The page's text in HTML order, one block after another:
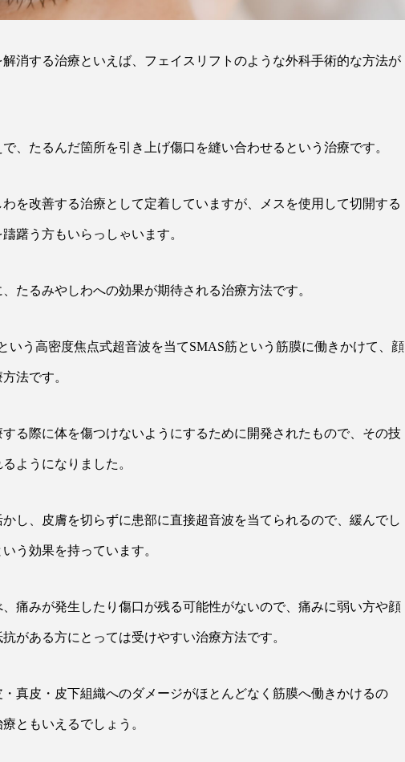
消する治療といえば、フェイスリフトのような外科手術的な方法が
、たるんだ箇所を引き上げ傷口を縫い合わせるという治療です。
を改善する治療として定着していますが、メスを使用して切開する
躇う方もいらっしゃいます。
、たるみやしわへの効果が期待される治療方法です。
いう高密度焦点式超音波を当てSMAS筋という筋膜に働きかけて、顔
法です。
る際に体を傷つけないようにするために開発されたもので、その技
ようになりました。
し、皮膚を切らずに患部に直接超音波を当てられるので、緩んでし
う効果を持っています。
痛みが発生したり傷口が残る可能性がないので、痛みに弱い方や顔
がある方にとっては受けやすい治療方法です。
真皮・皮下組織へのダメージがほとんどなく筋膜へ働きかけるの
ともいえるでしょう。